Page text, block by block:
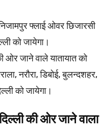
फ्लाई ओवर छिजारसी
को जायेगा।
ओर जाने वाले यातायात को
नरौरा, डिबोई, बुलन्दशहर,
को जायेगा।
की ओर जाने वाला